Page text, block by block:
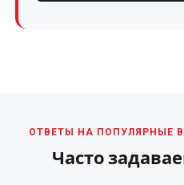
электродвигателей
ОТВЕТЫ НА ПОПУЛЯРНЫЕ
Часто